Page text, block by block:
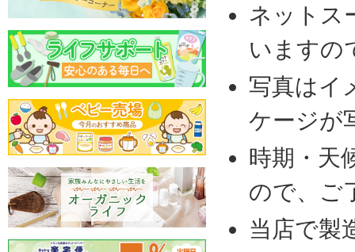
ネットス
いますの
写真はイ
ケージが
時期・天
ので、ご
当店で製